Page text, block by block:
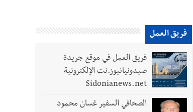
فريق العمل
فريق العمل في موقع جريدة
صيدونيانيوز.نت الإلكترونية
Sidonianews.net
الصحافي السفير غسان محمود